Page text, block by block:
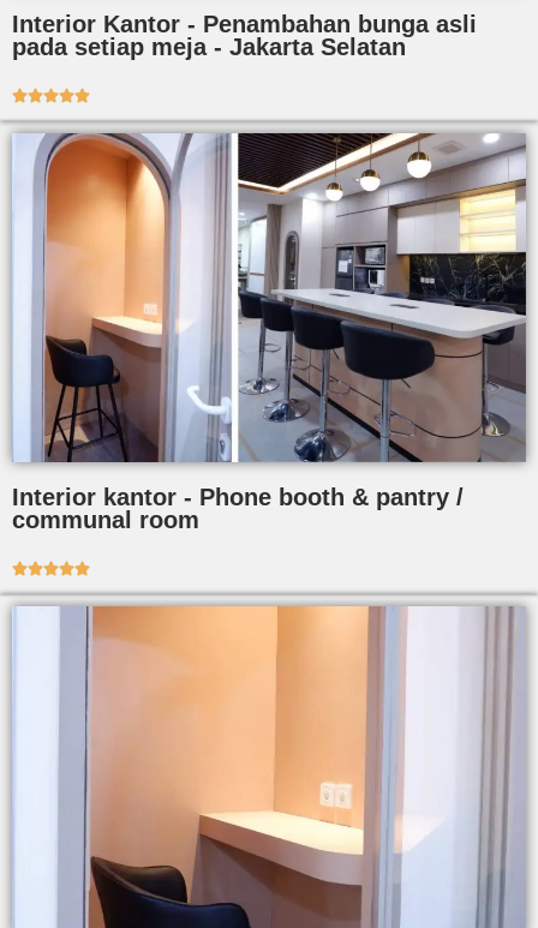
Interior Kantor - Penambahan bunga asli
pada setiap meja - Jakarta Selatan

Interior kantor - Phone booth & pantry /
communal room
